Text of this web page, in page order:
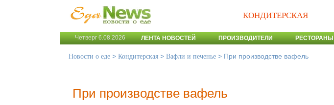
КОНДИТЕРСКАЯ
Четверг 6.08.2026 ЛЕНТА НОВОСТЕЙ ПРОИЗВОДИТЕЛИ РЕСТОРАНЫ
Новости о еде > Кондитерская > Вафли и печенье > При производстве вафель
При производстве вафель